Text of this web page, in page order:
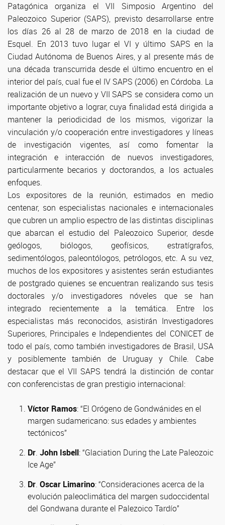
Patagónica organiza el VII Simposio Argentino del
Paleozoico Superior (SAPS), previsto desarrollarse entre
los días 26 al 28 de marzo de 2018 en la ciudad de
Esquel. En 2013 tuvo lugar el VI y último SAPS en la
Ciudad Autónoma de Buenos Aires, y al presente más de
una década transcurrida desde el último encuentro en el
interior del país, cual fue el IV SAPS (2006) en Córdoba. La
realización de un nuevo y VII SAPS se considera como un
importante objetivo a lograr, cuya finalidad está dirigida a
mantener la periodicidad de los mismos, vigorizar la
vinculación y/o cooperación entre investigadores y líneas
de investigación vigentes, así como fomentar la
integración e interacción de nuevos investigadores,
particularmente becarios y doctorandos, a los actuales
enfoques.
Los expositores de la reunión, estimados en medio
centenar, son especialistas nacionales e internacionales
que cubren un amplio espectro de las distintas disciplinas
que abarcan el estudio del Paleozoico Superior, desde
geólogos, biólogos, geofísicos, estratígrafos,
sedimentólogos, paleontólogos, petrólogos, etc. A su vez,
muchos de los expositores y asistentes serán estudiantes
de postgrado quienes se encuentran realizando sus tesis
doctorales y/o investigadores nóveles que se han
integrado recientemente a la temática. Entre los
especialistas más reconocidos, asistirán Investigadores
Superiores, Principales e Independientes del CONICET de
todo el país, como también investigadores de Brasil, USA
y posiblemente también de Uruguay y Chile. Cabe
destacar que el VII SAPS tendrá la distinción de contar
con conferencistas de gran prestigio internacional:
Víctor Ramos: “El Orógeno de Gondwánides en el
margen sudamericano: sus edades y ambientes
tectónicos”
Dr. John Isbell: “Glaciation During the Late Paleozoic
Ice Age”
Dr. Oscar Limarino: “Consideraciones acerca de la
evolución paleoclimática del margen sudoccidental
del Gondwana durante el Palezoico Tardío”